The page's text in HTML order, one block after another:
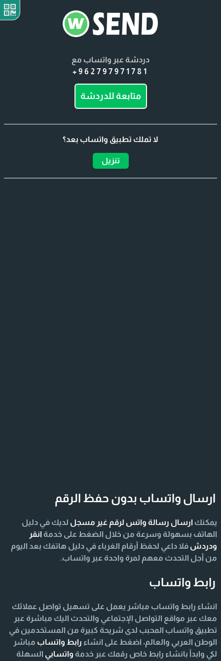
دردشة عبر واتساب مع
+962797971781
متابعة للدردشة
لا تملك تطبيق واتساب بعد؟
تنزيل
ارسال واتساب بدون حفظ الرقم
يمكنك ارسال رسالة واتس لرقم غير مسجل لديك في دليل
الهاتف بسهولة وسرعة من خلال الضغط على خدمة انقر
ودردش فلا داعي لحفظ أرقام الغرباء في دليل هاتفك بعد اليوم
من أجل التحدث معهم لمرة واحدة عبر واتساب.
رابط واتساب
انشاء رابط واتساب مباشر يعمل على تسهيل تواصل عملائك
معك عبر مواقع التواصل الإجتماعي والتحدث اليك مباشرة عبر
تطبيق واتساب المحبب لدى شريحة كبيرة من المستخدمين في
الوطن العربي والعالم، اضغط على انشاء رابط واتساب مباشر
لكي وابدأ بانشاء رابط خاص رقمك عبر خدمة واتسابي السهلة